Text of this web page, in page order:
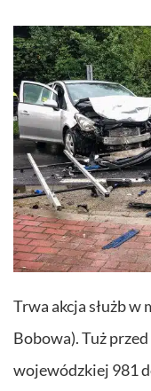
Trwa akcja służb
Bobowa). Tuż
wojewódzkiej 981